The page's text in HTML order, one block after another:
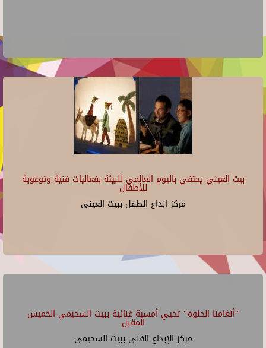
بيت العيني يحتفي باليوم العالمي للبيئة بفعاليات فنية وتوعوية
للأطفال
مركز ابداع الطفل ببيت العينى
"أنغامنا الحلوة" تحيي أمسية غنائية ببيت السحيمي الخميس
المقبل
مركز الإبداع الفنى ببيت السحيمى